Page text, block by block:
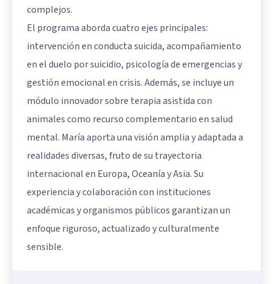
complejos.
El programa aborda cuatro ejes principales:
intervención en conducta suicida, acompañamiento
en el duelo por suicidio, psicología de emergencias y
gestión emocional en crisis. Además, se incluye un
módulo innovador sobre terapia asistida con
animales como recurso complementario en salud
mental. María aporta una visión amplia y adaptada a
realidades diversas, fruto de su trayectoria
internacional en Europa, Oceanía y Asia. Su
experiencia y colaboración con instituciones
académicas y organismos públicos garantizan un
enfoque riguroso, actualizado y culturalmente
sensible.